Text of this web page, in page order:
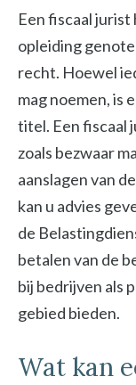
Een fiscaal
opleiding
recht. Hoewel
mag noemen, is
titel. Een fiscaal
zoals bezwaar
aanslagen van
kan u advies
de
betalen van de
bij bedrijven als
gebied bieden.
Wat kan